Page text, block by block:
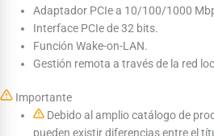
Adaptador PCIe a 10/100/1000
Interface PCIe de 32 bits.
Función Wake-on-LAN.
Gestión remota a través de la red
Importante
Debido al amplio catálogo de
pueden existir diferencias entre el